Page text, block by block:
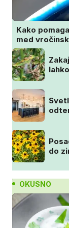
Kako
med
do
OKUSNO